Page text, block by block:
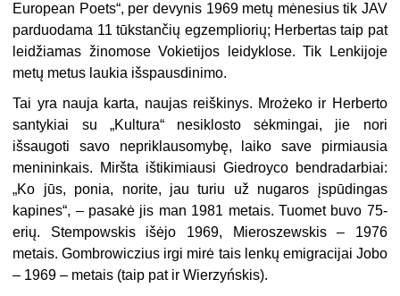
European Poets“, per devynis 1969 metų mėnesius tik JAV
parduodama 11 tūkstančių egzempliorių; Herbertas taip pat
leidžiamas žinomose Vokietijos leidyklose. Tik Lenkijoje
metų metus laukia išspausdinimo.
Tai yra nauja karta, naujas reiškinys. Mrożeko ir Herberto
santykiai su „Kultura“ nesiklosto sėkmingai, jie nori
išsaugoti savo nepriklausomybę, laiko save pirmiausia
menininkais. Miršta ištikimiausi Giedroyco bendradarbiai:
„Ko jūs, ponia, norite, jau turiu už nugaros įspūdingas
kapines“, – pasakė jis man 1981 metais. Tuomet buvo 75-
erių. Stempowskis išėjo 1969, Mieroszewskis – 1976
metais. Gombrowiczius irgi mirė tais lenkų emigracijai Jobo
– 1969 – metais (taip pat ir Wierzyńskis).